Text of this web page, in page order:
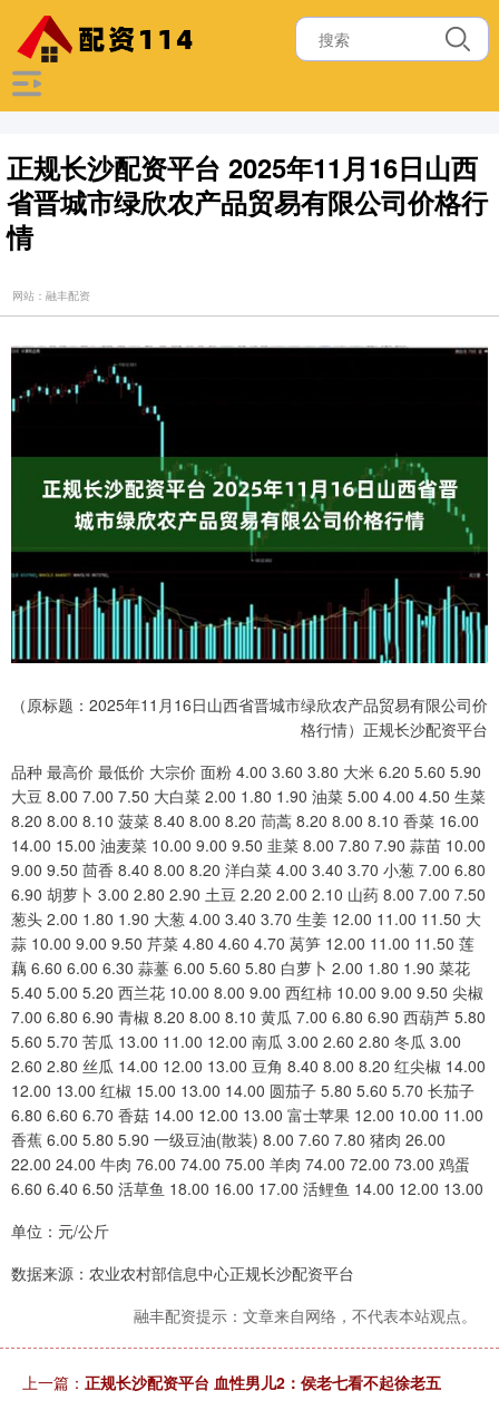
正规长沙配资平台 2025年11月16日山西
省晋城市绿欣农产品贸易有限公司价格行
情
网站：融丰配资
（原标题：2025年11月16日山西省晋城市绿欣农产品贸易有限公司价
格行情）正规长沙配资平台
品种 最高价 最低价 大宗价 面粉 4.00 3.60 3.80 大米 6.20 5.60 5.90
大豆 8.00 7.00 7.50 大白菜 2.00 1.80 1.90 油菜 5.00 4.00 4.50 生菜
8.20 8.00 8.10 菠菜 8.40 8.00 8.20 茼蒿 8.20 8.00 8.10 香菜 16.00
14.00 15.00 油麦菜 10.00 9.00 9.50 韭菜 8.00 7.80 7.90 蒜苗 10.00
9.00 9.50 茴香 8.40 8.00 8.20 洋白菜 4.00 3.40 3.70 小葱 7.00 6.80
6.90 胡萝卜 3.00 2.80 2.90 土豆 2.20 2.00 2.10 山药 8.00 7.00 7.50
葱头 2.00 1.80 1.90 大葱 4.00 3.40 3.70 生姜 12.00 11.00 11.50 大
蒜 10.00 9.00 9.50 芹菜 4.80 4.60 4.70 莴笋 12.00 11.00 11.50 莲
藕 6.60 6.00 6.30 蒜薹 6.00 5.60 5.80 白萝卜 2.00 1.80 1.90 菜花
5.40 5.00 5.20 西兰花 10.00 8.00 9.00 西红柿 10.00 9.00 9.50 尖椒
7.00 6.80 6.90 青椒 8.20 8.00 8.10 黄瓜 7.00 6.80 6.90 西葫芦 5.80
5.60 5.70 苦瓜 13.00 11.00 12.00 南瓜 3.00 2.60 2.80 冬瓜 3.00
2.60 2.80 丝瓜 14.00 12.00 13.00 豆角 8.40 8.00 8.20 红尖椒 14.00
12.00 13.00 红椒 15.00 13.00 14.00 圆茄子 5.80 5.60 5.70 长茄子
6.80 6.60 6.70 香菇 14.00 12.00 13.00 富士苹果 12.00 10.00 11.00
香蕉 6.00 5.80 5.90 一级豆油(散装) 8.00 7.60 7.80 猪肉 26.00
22.00 24.00 牛肉 76.00 74.00 75.00 羊肉 74.00 72.00 73.00 鸡蛋
6.60 6.40 6.50 活草鱼 18.00 16.00 17.00 活鲤鱼 14.00 12.00 13.00
单位：元/公斤
数据来源：农业农村部信息中心正规长沙配资平台
融丰配资提示：文章来自网络，不代表本站观点。
上一篇： 正规长沙配资平台 血性男儿2：侯老七看不起徐老五